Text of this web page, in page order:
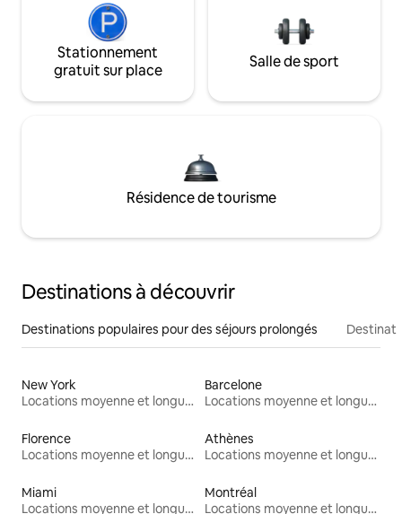
Stationnement
gratuit sur place
Salle de sport
Résidence de tourisme
Destinations à découvrir
Destinations populaires pour des séjours prolongés
New York
Locations moyenne et longue durée
Barcelone
Locations moyenne et longue durée
Florence
Locations moyenne et longue durée
Athènes
Locations moyenne et longue durée
Miami
Locations moyenne et longue durée
Montréal
Locations moyenne et longue durée